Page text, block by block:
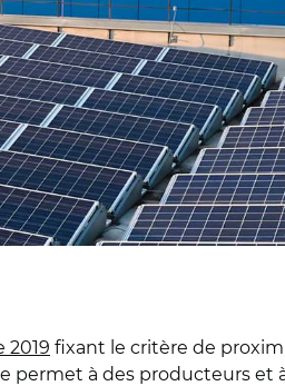
2019 fixant le critère de
permet à des producteurs et